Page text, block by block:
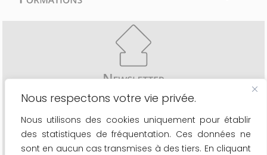
Nous respectons votre vie privée.
Nous utilisons des cookies uniquement pour établir
des statistiques de fréquentation. Ces données ne
sont en aucun cas transmises à des tiers. En cliquant
Recevez comme les 6776 inscrits une fois par mois
- les actualités du secteur
- le calendrier de nos formations
- les nouveaux outils à votre disposition